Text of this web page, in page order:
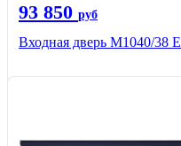
93 850 руб
Входная дверь М1040/38 Е